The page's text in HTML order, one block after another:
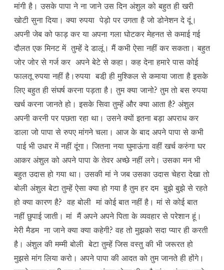
मांगी है। उसके पापा ने ना जाने उस दिन अंशुल को बहुत ही खरी
खोटी सुना दिया। क्या रुपया पेड़ो पर उगता है जो डोनेशन दे दूं।
अपनी जेब को फाड़ कर या अपना गला घोटकर मेहनत से कमाई गई
दौलत एक मिनट में तुम्हें दे डालूं। मैं कभी ऐसा नहीं कर सकता। बहुत
जोर जोर से गर्ज कर अपने बेटे से कहा। कह देना हमारे पास कोई
फालतू रुपया नहीं है।रुपया बडी़ ही मुश्किल से कमाया जाता है इसके
लिए बहुत ही संघर्ष करना पड़ता है। तुम क्या जानो? तुम तो बस रुपया
खर्च करना जानते हो। इसके सिवा तुम्हें और क्या आता है? अंशुल
अपनी करनी पर पछता रहा था। उसने क्यों इतना बड़ा अपराध कर
डाला जो पापा से रुपए मांगने चला। आज के बाद अपने पापा से कभी
पाई भी उधार में नहीं दूंगा। जितना नया घुमाऊंगा वहीं खर्च करुंगा घर
आकर अंशुल को अपने पापा के तेवर अच्छे नहीं लगे। उसका मन भी
बहुत उदास हो गया था। उसकी मां ने जब उसका उदास चेहरा देखा तो
बोली अंशुल बेटा तुम्हें ऐसा क्या हो गया है तुम हर दम बुझे बुझे से रहते
हो क्या कारण है? वह बोली मां कोई बात नहीं है। मां से कोई बात
नहीं छुपाई जाती। मां मैं अपने अपने पिता के व्यवहार से परेशान हूं।
मेरी मैडम ना जाने क्या क्या कहेगी? वह तो मुझको सदा प्यार ही करती
है। अंशुल की मम्मी बोली बेटा तुम्हें जिस वस्तु की भी जरूरत हो
मुझसे मांग लिया करो। अपने पापा की आदत को तुम जानते ही होंगे।